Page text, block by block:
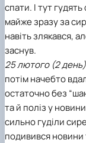
спати. І тут
майже зразу за
навіть злякався,
заснув.
25 лютого (2
потім начебто
остаточно без
та й поліз у
сильно гуділи
подивився новини